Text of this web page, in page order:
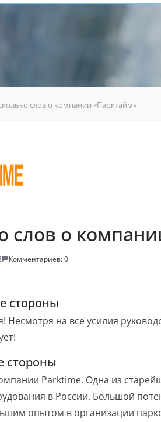
слов о компании «Парктайм»
слов о
Комментариев: 0
стороны
Несмотря на все усилия
стороны
Parktime. Одна из
в России. Большой
опытом в организации